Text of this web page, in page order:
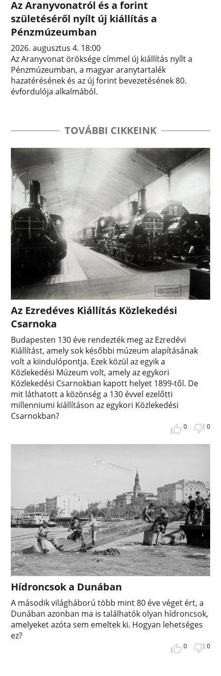
Az Aranyvonatról és a forint
születéséről nyílt új kiállítás a
Pénzmúzeumban
2026. augusztus 4. 18:00
Az Aranyvonat öröksége címmel új kiállítás nyílt a
Pénzmúzeumban, a magyar aranytartalék
hazatérésének és az új forint bevezetésének 80.
évfordulója alkalmából.
TOVÁBBI CIKKEINK
Az Ezredéves Kiállítás Közlekedési
Csarnoka
Budapesten 130 éve rendezték meg az Ezredévi
Kiállítást, amely sok későbbi múzeum alapításának
volt a kiindulópontja. Ezek közül az egyik a
Közlekedési Múzeum volt, amely az egykori
Közlekedési Csarnokban kapott helyet 1899-től. De
mit láthatott a közönség a 130 évvel ezelőtti
millenniumi kiállításon az egykori Közlekedési
Csarnokban?
0 0
Hídroncsok a Dunában
A második világháború több mint 80 éve véget ért, a
Dunában azonban ma is találhatók olyan hídroncsok,
amelyeket azóta sem emeltek ki. Hogyan lehetséges
ez?
0 0